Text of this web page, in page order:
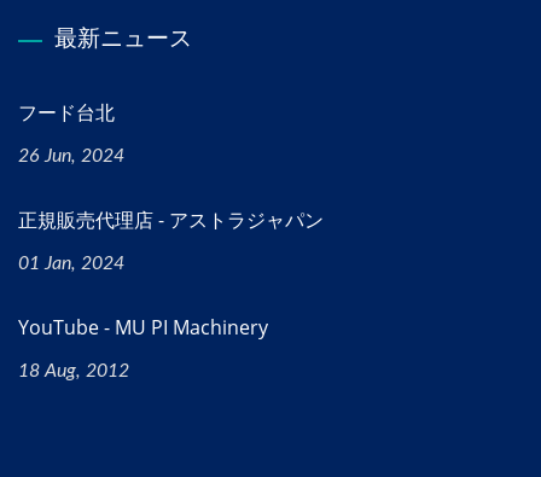
最新ニュース
フード台北
26 Jun, 2024
正規販売代理店 - アストラジャパン
01 Jan, 2024
YouTube - MU PI Machinery
18 Aug, 2012